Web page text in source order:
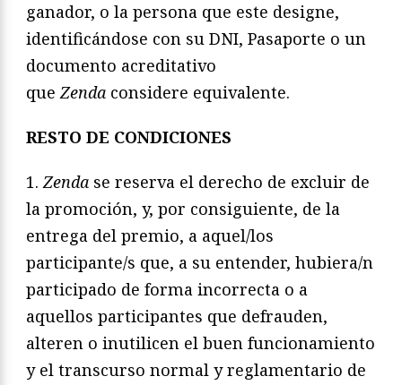
ganador, o la persona que este designe,
identificándose con su DNI, Pasaporte o un
documento acreditativo
queZenda considere equivalente.
RESTO DE CONDICIONES
1.Zenda se reserva el derecho de excluir de
la promoción, y, por consiguiente, de la
entrega del premio, a aquel/los
participante/s que, a su entender, hubiera/n
participado de forma incorrecta o a
aquellos participantes que defrauden,
alteren o inutilicen el buen funcionamiento
y el transcurso normal y reglamentario de